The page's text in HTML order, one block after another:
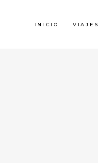
INICIO VIAJES